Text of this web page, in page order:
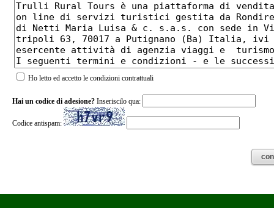
Ho letto ed accetto le condizioni contrattuali
Hai un codice di adesione? Inseriscilo qua:
Codice antispam: